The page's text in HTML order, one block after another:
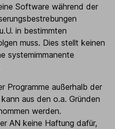
Software während der
in bestimmten
muss. Dies stellt keinen
systemimmanente
Programme außerhalb der
aus den o.a. Gründen
werden.
AN keine Haftung dafür,